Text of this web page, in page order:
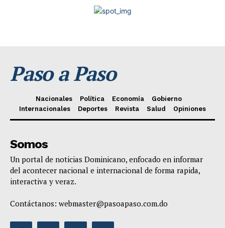
Paso a Paso
Nacionales Política Economía
Gobierno
Internacionales
Deportes Revista Salud Opiniones
Somos
Un portal de noticias Dominicano, enfocado en informar
del acontecer nacional e internacional de forma rapida,
interactiva y veraz.
Contáctanos: webmaster@pasoapaso.com.do